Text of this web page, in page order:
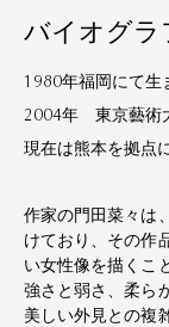
バイオグラ
1980年福岡にて生
2004年 東京藝術
現在は熊本を拠点
作家の門田菜々は
けており、その作
い女性像を描くこ
強さと弱さ、柔ら
美しい外見との複